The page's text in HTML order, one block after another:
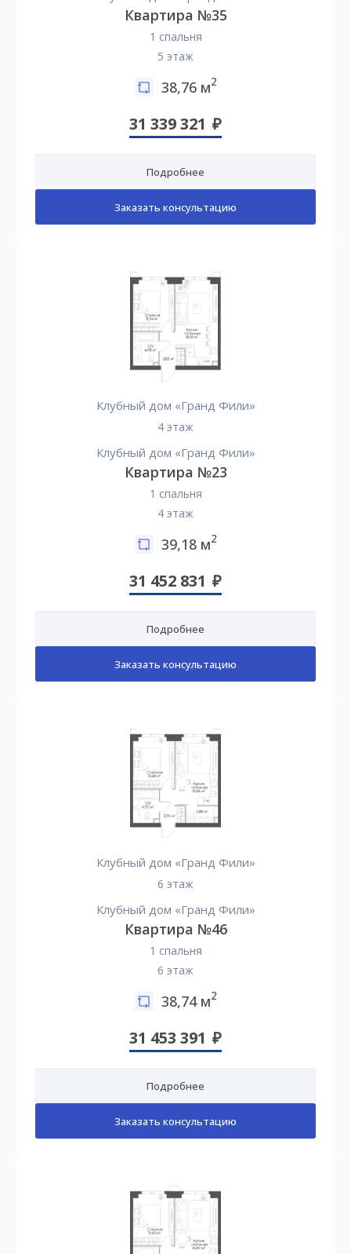
Квартира №35
1 спальня
5 этаж
38,76 м2
31 339 321
Подробнее
Заказать консультацию
Клубный дом «Гранд Фили»
4 этаж
Клубный дом «Гранд Фили»
Квартира №23
1 спальня
4 этаж
39,18 м2
31 452 831
Подробнее
Заказать консультацию
Клубный дом «Гранд Фили»
6 этаж
Клубный дом «Гранд Фили»
Квартира №46
1 спальня
6 этаж
38,74 м2
31 453 391
Подробнее
Заказать консультацию